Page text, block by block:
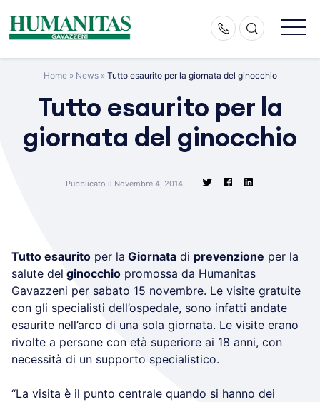
content
Home» News» Tutto esaurito per la giornata del ginocchio
Tutto esaurito per la
giornata del ginocchio
Pubblicato il Novembre 4, 2014
Tutto esaurito per la Giornata di prevenzione per la
salute del ginocchio promossa da Humanitas
Gavazzeni per sabato 15 novembre. Le visite gratuite
con gli specialisti dell’ospedale, sono infatti andate
esaurite nell’arco di una sola giornata. Le visite erano
rivolte a persone con età superiore ai 18 anni, con
necessità di un supporto specialistico.
“La visita è il punto centrale quando si hanno dei